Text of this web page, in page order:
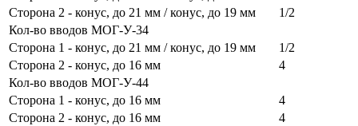
Сторона 2 - конус, до 21 мм / конус, до 19 мм
1/2
Кол-во вводов МОГ-У-34
Сторона 1 - конус, до 21 мм / конус, до 19 мм
1/2
Сторона 2 - конус, до 16 мм
4
Кол-во вводов МОГ-У-44
Сторона 1 - конус, до 16 мм
4
Сторона 2 - конус, до 16 мм
4